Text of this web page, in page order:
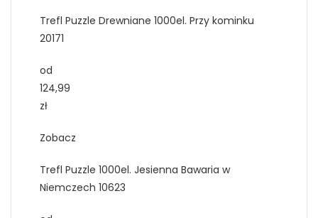
Trefl Puzzle Drewniane 1000el. Przy kominku
20171
od
124,99
zł
Zobacz
Trefl Puzzle 1000el. Jesienna Bawaria w
Niemczech 10623